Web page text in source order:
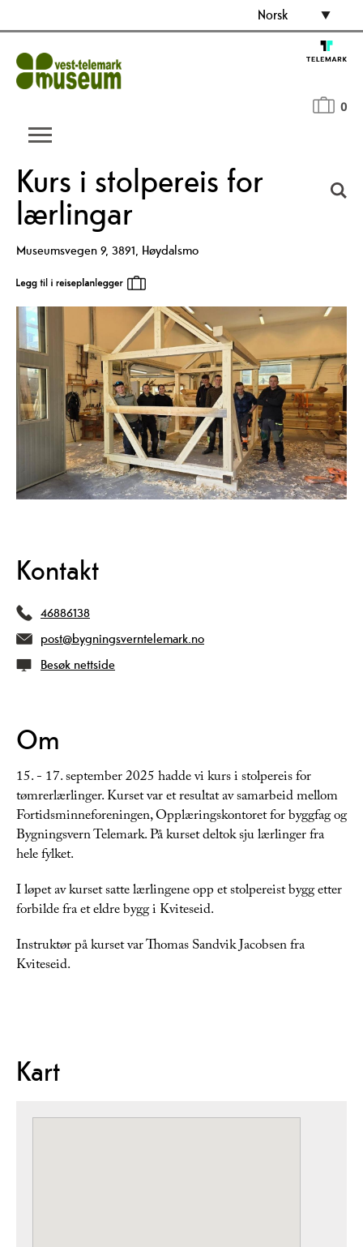
Norsk
0
Kurs i stolpereis for
lærlingar
Museumsvegen 9, 3891, Høydalsmo
Kontakt
46886138
post@bygningsverntelemark.no
Besøk nettside
Om
15. - 17. september 2025 hadde vi kurs i stolpereis for
tømrerlærlinger. Kurset var et resultat av samarbeid mellom
Fortidsminneforeningen, Opplæringskontoret for byggfag og
Bygningsvern Telemark. På kurset deltok sju lærlinger fra
hele fylket.
I løpet av kurset satte lærlingene opp et stolpereist bygg etter
forbilde fra et eldre bygg i Kviteseid.
Instruktør på kurset var Thomas Sandvik Jacobsen fra
Kviteseid.
Kart